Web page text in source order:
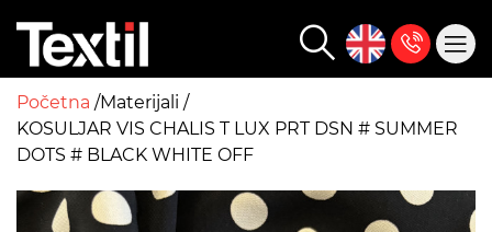
Početna Materijali
KOSULJAR VIS CHALIS T LUX PRT DSN # SUMMER
DOTS # BLACK WHITE OFF